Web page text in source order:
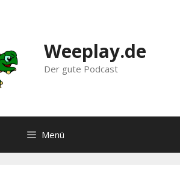
Weeplay.de
Der gute Podcast
Menü